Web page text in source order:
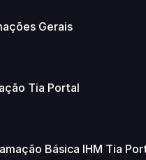
Gerais
Tia Portal
Básica IHM Tia